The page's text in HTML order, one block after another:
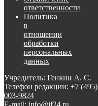
ответственности
Политика
в
отношении
обработки
персональных
данных
Учредитель: Генкин А. С.
Телефон редакции: +7 (495)
003-9824
E-mail: info@if24.ru